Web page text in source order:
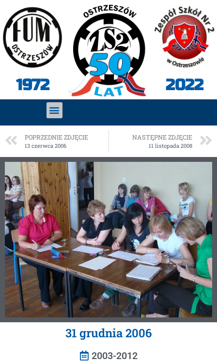
1972 2022
POPRZEDNIE ZDJĘCIE
13 czerwca 2006
NASTĘPNE ZDJĘCIE
11 listopada 2008
31 grudnia 2006
2003-2012